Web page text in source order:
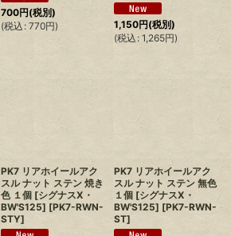
700円(税別)
(税込 : 770円) 1,150円(税別)
(税込 : 1,265円)
PK7 リアホイールアク
スル ナット ステン 焼き
色 １個 [シグナスX・
BW'S125] [PK7-RWN-
STY]
PK7 リアホイールアク
スル ナット ステン 無色
１個 [シグナスX・
BW'S125] [PK7-RWN-
ST]